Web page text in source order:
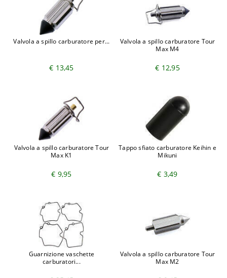
Valvola a spillo carburatore per...
€ 13,45
Valvola a spillo carburatore Tour
Max M4
€ 12,95
Valvola a spillo carburatore Tour
Max K1
€ 9,95
Tappo sfiato carburatore Keihin e
Mikuni
€ 3,49
Guarnizione vaschette
carburatori...
Valvola a spillo carburatore Tour
Max M2